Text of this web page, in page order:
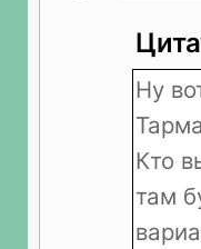
Ну
Кто
там